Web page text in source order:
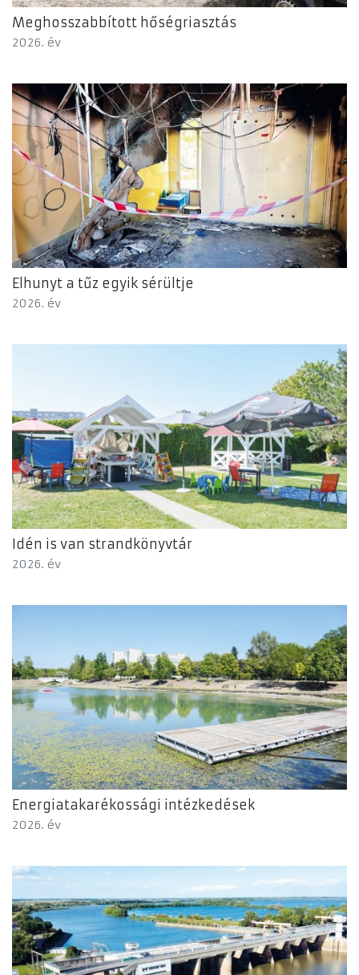
Meghosszabbított hőségriasztás
2026. év
Elhunyt a tűz egyik sérültje
2026. év
Idén is van strandkönyvtár
2026. év
Energiatakarékossági intézkedések
2026. év